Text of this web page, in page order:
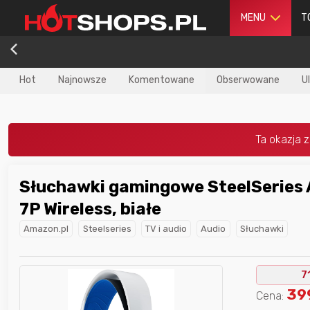
MENU
Hot Najnowsze Komentowane Obserwowane
Słuchawki gamingowe SteelSeries
7P Wireless, białe
Amazon.pl Steelseries TV i audio Audio
Słuchawki
Cena:
najlepszego
w poprzednim
Nagroda dlanajlepszego
użytkownika